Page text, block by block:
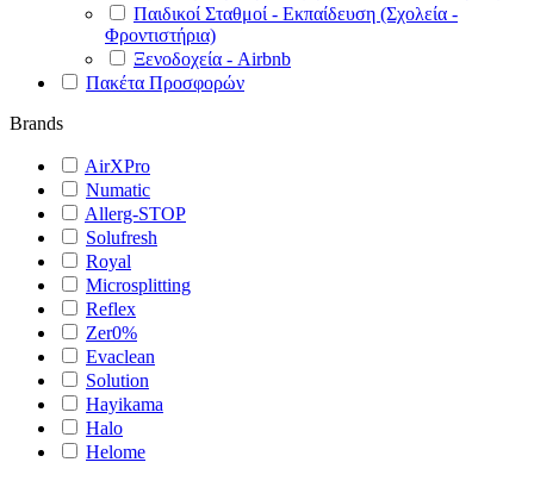
Παιδικοί Σταθμοί - Εκπαίδευση (Σχολεία -
Φροντιστήρια)
Ξενοδοχεία - Airbnb
Πακέτα Προσφορών
Brands
AirXPro
Numatic
Allerg-STOP
Solufresh
Royal
Microsplitting
Reflex
Zer0%
Evaclean
Solution
Hayikama
Halo
Helome